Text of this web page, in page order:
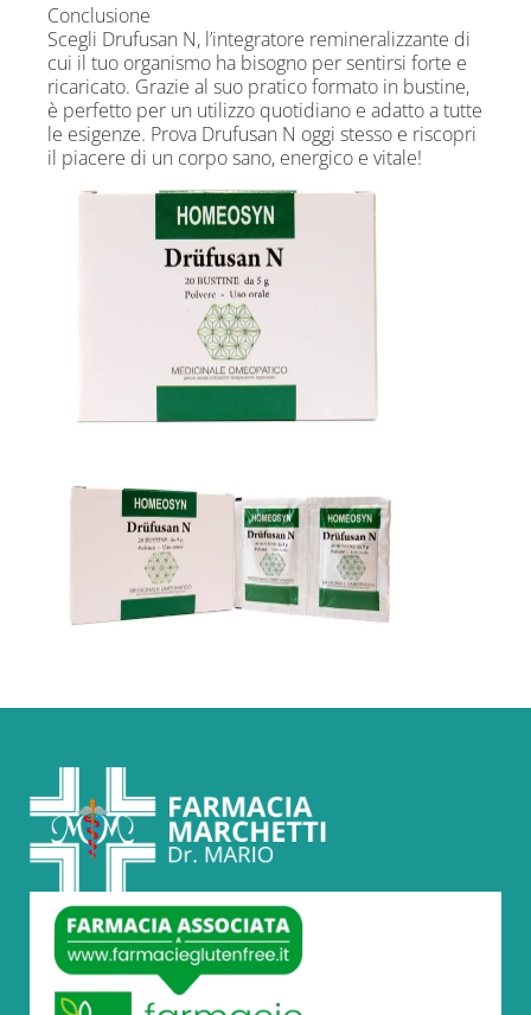
Conclusione
Scegli Drufusan N, l’integratore remineralizzante di
cui il tuo organismo ha bisogno per sentirsi forte e
ricaricato. Grazie al suo pratico formato in bustine,
è perfetto per un utilizzo quotidiano e adatto a tutte
le esigenze. Prova Drufusan N oggi stesso e riscopri
il piacere di un corpo sano, energico e vitale!